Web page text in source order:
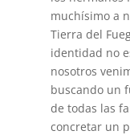
muchísimo a
Tierra del
identidad no
nosotros
buscando un
de todas las
concretar un